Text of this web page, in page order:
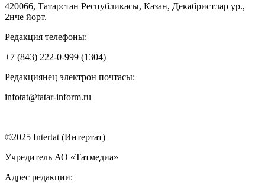
420066, Татарстан Республикасы, Казан, Декабристлар ур.,
2нче йорт.
Редакция телефоны:
+7 (843) 222-0-999 (1304)
Редакциянең электрон почтасы:
infotat@tatar-inform.ru
©2025 Intertat (Интертат)
Учредитель АО «Татмедиа»
Адрес редакции: